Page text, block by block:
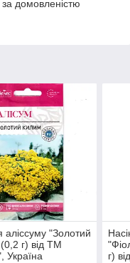
домовленістю
аліссуму "Золотий
г) від ТМ
Україна
г)